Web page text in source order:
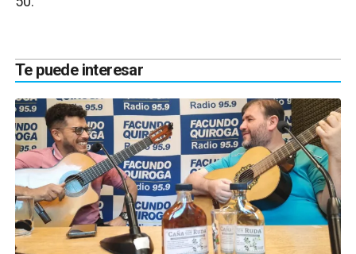
Te puede interesar